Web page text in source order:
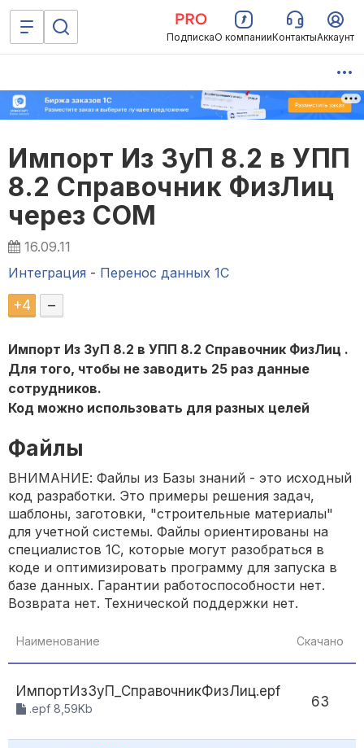
ПодпискаО компанииКонтактыАккаунт
Импорт Из ЗуП 8.2 в УПП
8.2 Справочник ФизЛиц
через COM
16.09.11
Интеграция - Перенос данных 1C
+4 –
Импорт Из ЗуП 8.2 в УПП 8.2 Справочник ФизЛиц .
Для того, чтобы не заводить 25 раз данные
сотрудников.
Код можно использовать для разных целей
Файлы
ВНИМАНИЕ: Файлы из Базы знаний - это исходный
код разработки. Это примеры решения задач,
шаблоны, заготовки, "строительные материалы"
для учетной системы. Файлы ориентированы на
специалистов 1С, которые могут разобраться в
коде и оптимизировать программу для запуска в
базе данных. Гарантии работоспособности нет.
Возврата нет. Технической поддержки нет.
Наименование Скачано
ИмпортИзЗуП_СправочникФизЛиц.epf
.epf 8,59Kb 63